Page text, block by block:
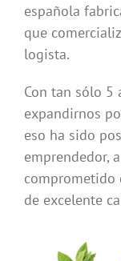
española
que
logista.
Con tan sólo 5
expandirnos
eso ha sido
emprendedor,
comprometido
de excelente